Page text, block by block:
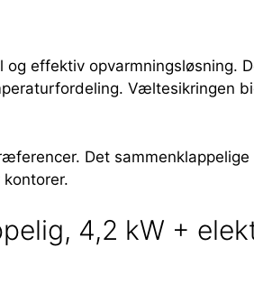
effektiv opvarmningsløsning.
Væltesikringen
Det sammenklappelige
4,2 kW +